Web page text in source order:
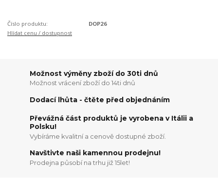
Číslo produktu:
DOP26
Hlídat cenu / dostupnost
Možnost výměny zboží do 30ti dnů
Možnost vrácení zboží do 14ti dnů
Dodací lhůta - čtěte před objednáním
Převážná část produktů je vyrobena v Itálii a
Polsku!
Vybíráme kvalitní a cenově dostupné zboží.
Navštivte naši kamennou prodejnu!
Prodejna působí na trhu již 15let!